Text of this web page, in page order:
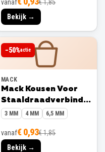
vanaf
€ 1,85
Bekijk →
−50%actie
MACK
Mack Kousen Voor
Staaldraadverbinding
4 stuks 3 mm
3 MM 4 MM 6,5 MM
vanaf€ 0,93€ 1,85
Bekijk →